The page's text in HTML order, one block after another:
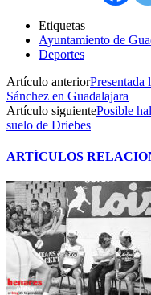
Etiquetas
Ayuntamiento de
Deportes
Artículo anteriorPresentada
Sánchez en Guadalajara
Artículo siguientePosible
suelo de Driebes
ARTÍCULOS